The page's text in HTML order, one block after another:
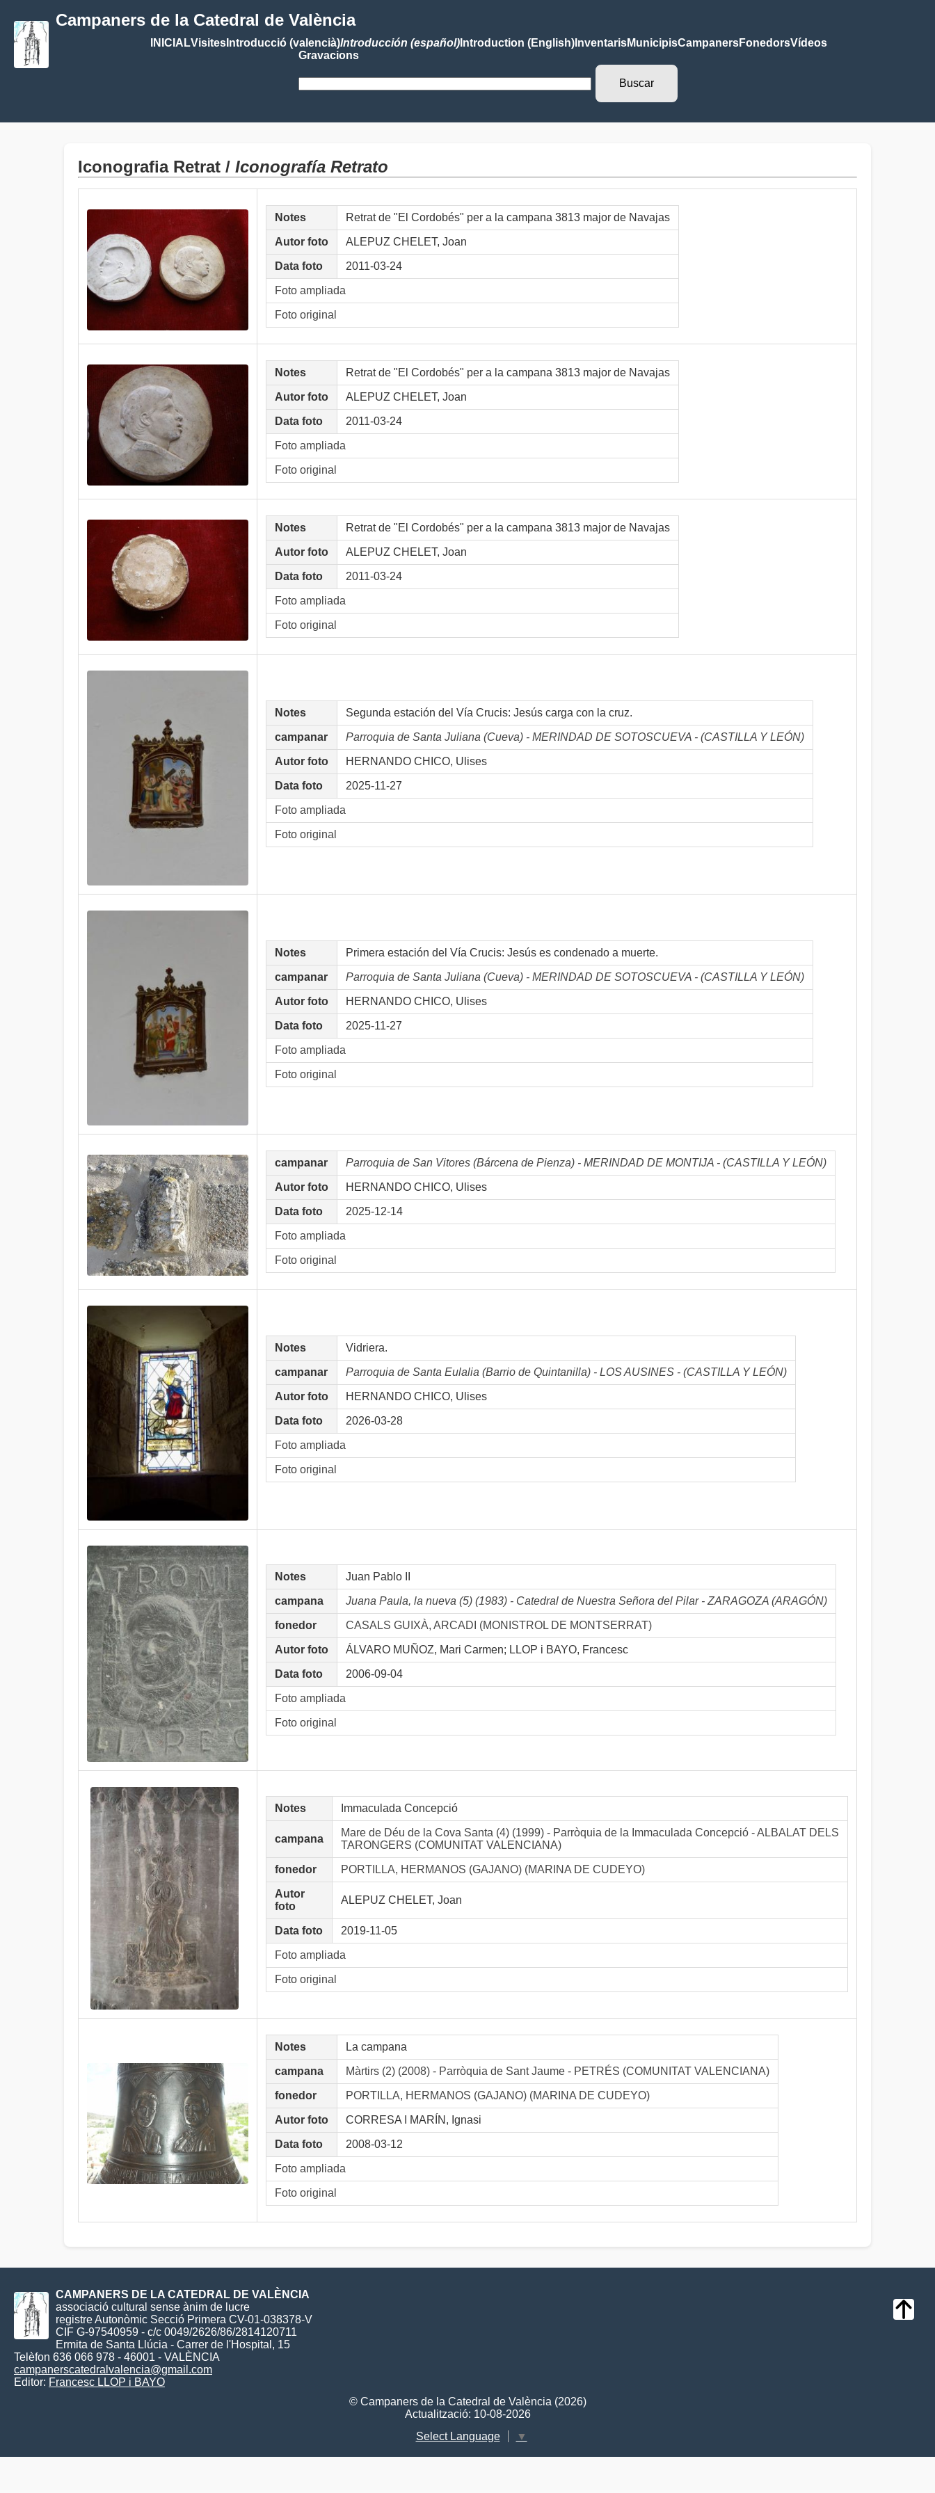
Campaners de la Catedral de València
INICIALVisitesIntroducció (valencià)Introducción (español)Introduction (English)InventarisMunicipisCampanersFonedorsVídeos
Gravacions
Iconografia Retrat / Iconografía Retrato
Notes Retrat de "El Cordobés" per a la campana 3813 major de Navajas
Autor foto ALEPUZ CHELET, Joan
Data foto 2011-03-24
Foto ampliada
Foto original
Notes Retrat de "El Cordobés" per a la campana 3813 major de Navajas
Autor foto ALEPUZ CHELET, Joan
Data foto 2011-03-24
Foto ampliada
Foto original
Notes Retrat de "El Cordobés" per a la campana 3813 major de Navajas
Autor foto ALEPUZ CHELET, Joan
Data foto 2011-03-24
Foto ampliada
Foto original
Notes Segunda estación del Vía Crucis: Jesús carga con la cruz.
campanar Parroquia de Santa Juliana (Cueva) - MERINDAD DE SOTOSCUEVA - (CASTILLA Y LEÓN)
Autor foto HERNANDO CHICO, Ulises
Data foto 2025-11-27
Foto ampliada
Foto original
Notes Primera estación del Vía Crucis: Jesús es condenado a muerte.
campanar Parroquia de Santa Juliana (Cueva) - MERINDAD DE SOTOSCUEVA - (CASTILLA Y LEÓN)
Autor foto HERNANDO CHICO, Ulises
Data foto 2025-11-27
Foto ampliada
Foto original
campanar Parroquia de San Vitores (Bárcena de Pienza) - MERINDAD DE MONTIJA - (CASTILLA Y LEÓN)
Autor foto HERNANDO CHICO, Ulises
Data foto 2025-12-14
Foto ampliada
Foto original
Notes Vidriera.
campanar Parroquia de Santa Eulalia (Barrio de Quintanilla) - LOS AUSINES - (CASTILLA Y LEÓN)
Autor foto HERNANDO CHICO, Ulises
Data foto 2026-03-28
Foto ampliada
Foto original
Notes Juan Pablo II
campana Juana Paula, la nueva (5) (1983) - Catedral de Nuestra Señora del Pilar - ZARAGOZA (ARAGÓN)
fonedor CASALS GUIXÀ, ARCADI (MONISTROL DE MONTSERRAT)
Autor foto ÁLVARO MUÑOZ, Mari Carmen; LLOP i BAYO, Francesc
Data foto 2006-09-04
Foto ampliada
Foto original
Notes Immaculada Concepció
campana
Mare de Déu de la Cova Santa (4) (1999) - Parròquia de la Immaculada Concepció - ALBALAT DELS
TARONGERS (COMUNITAT VALENCIANA)
fonedor PORTILLA, HERMANOS (GAJANO) (MARINA DE CUDEYO)
Autor
foto
ALEPUZ CHELET, Joan
Data foto 2019-11-05
Foto ampliada
Foto original
Notes La campana
campana Màrtirs (2) (2008) - Parròquia de Sant Jaume - PETRÉS (COMUNITAT VALENCIANA)
fonedor PORTILLA, HERMANOS (GAJANO) (MARINA DE CUDEYO)
Autor foto CORRESA I MARÍN, Ignasi
Data foto 2008-03-12
Foto ampliada
Foto original
CAMPANERS DE LA CATEDRAL DE VALÈNCIA
associació cultural sense ànim de lucre
registre Autonòmic Secció Primera CV-01-038378-V
CIF G-97540959 - c/c 0049/2626/86/2814120711
Ermita de Santa Llúcia - Carrer de l'Hospital, 15
Telèfon 636 066 978 - 46001 - VALÈNCIA
campanerscatedralvalencia@gmail.com
Editor: Francesc LLOP i BAYO
© Campaners de la Catedral de València (2026)
Actualització: 10-08-2026
Select Language
▼